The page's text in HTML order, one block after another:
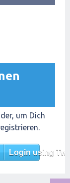
um Dich
Login using